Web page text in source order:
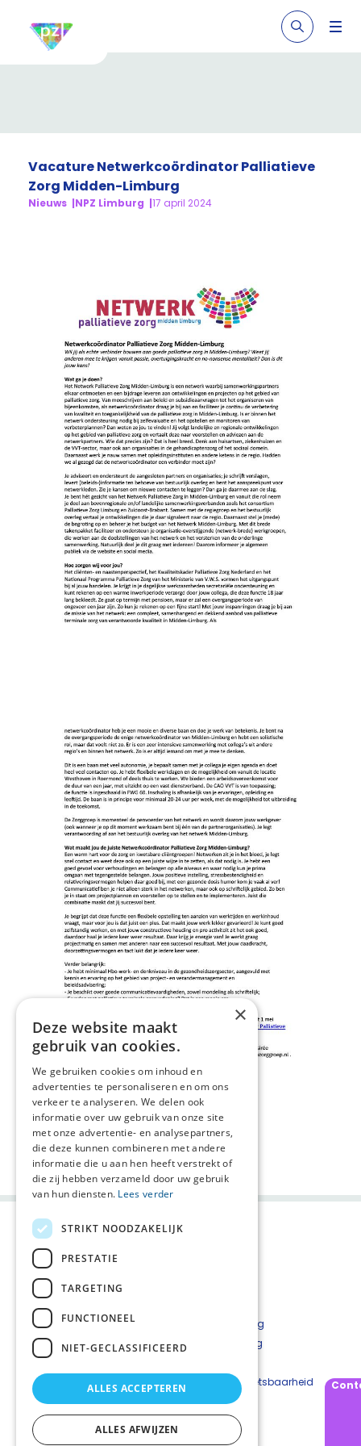
Vacature Netwerkcoördinator Palliatieve
Zorg Midden-Limburg
Nieuws NPZ Limburg 17 april 2024
Deel deze pagina:
Contact
Privacyverklaring
Cookieverklaring
Beveiligingskwetsbaarheid
melden
×
Deze website maakt
gebruik van cookies.
We gebruiken cookies om inhoud en
advertenties te personaliseren en om ons
verkeer te analyseren. We delen ook
informatie over uw gebruik van onze site
met onze advertentie- en analysepartners,
die deze kunnen combineren met andere
informatie die u aan hen heeft verstrekt of
die zij hebben verzameld door uw gebruik
van hun diensten. Lees verder
STRIKT NOODZAKELIJK
PRESTATIE
TARGETING
FUNCTIONEEL
NIET-GECLASSIFICEERD
ALLES ACCEPTEREN
ALLES AFWIJZEN